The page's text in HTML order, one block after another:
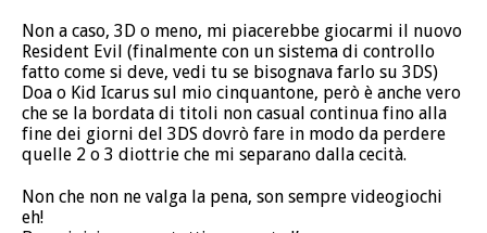
Non a caso, 3D o meno, mi piacerebbe giocarmi il nuovo
Resident Evil (finalmente con un sistema di controllo
fatto come si deve, vedi tu se bisognava farlo su 3DS)
Doa o Kid Icarus sul mio cinquantone, però è anche vero
che se la bordata di titoli non casual continua fino alla
fine dei giorni del 3DS dovrò fare in modo da perdere
quelle 2 o 3 diottrie che mi separano dalla cecità.
Non che non ne valga la pena, son sempre videogiochi
eh!